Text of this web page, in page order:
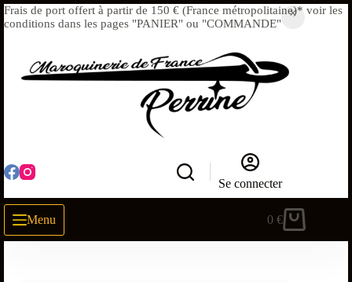
Frais de port offert à partir de 150 € (France métropolitaine)* voir les
conditions dans les pages "PANIER" ou "COMMANDE"
Se connecter
Menu 0€